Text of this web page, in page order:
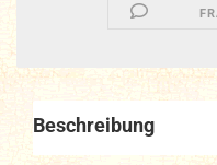
Beschreibung